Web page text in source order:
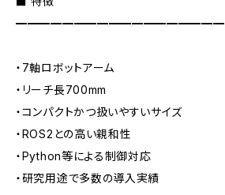
━━━━━━━━━━━━━━━━━━
・7軸ロボットアーム
・リーチ長700mm
・コンパクトかつ扱いやすいサイズ
・ROS2との高い親和性
・Python等による制御対応
・研究用途で多数の導入実績